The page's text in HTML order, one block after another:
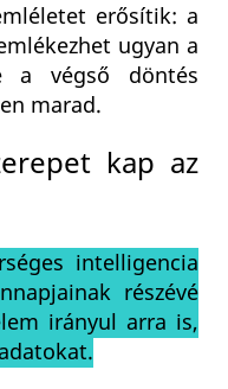
erősítik: a
ugyan a
a végső döntés
marad.
kap az
intelligencia
részévé
irányul arra is,